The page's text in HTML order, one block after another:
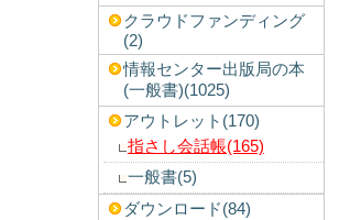
クラウドファンディング
(2)
情報センター出版局の本
(一般書)(1025)
アウトレット(170)
指さし会話帳(165)
一般書(5)
ダウンロード(84)